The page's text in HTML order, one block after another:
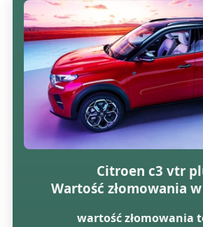
Citroen c3 vtr
Wartość złomowania
wartość złomowania